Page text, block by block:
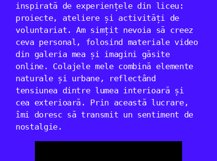
inspirată de experiențele din liceu:
proiecte, ateliere și activități de
voluntariat. Am simțit nevoia să creez
ceva personal, folosind materiale video
din galeria mea și imagini găsite
online. Colajele mele combină elemente
naturale și urbane, reflectând
tensiunea dintre lumea interioară și
cea exterioară. Prin această lucrare,
îmi doresc să transmit un sentiment de
nostalgie.